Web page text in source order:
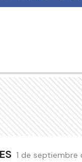
1 de septiembre